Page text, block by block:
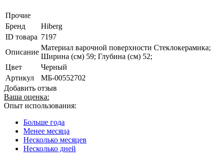
Прочие
Бренд
Hiberg
ID товара 7197
Описание
Материал варочной поверхности Стеклокерамика;
Ширина (см) 59; Глубина (см) 52;
Цвет
Черный
Артикул
МБ-00552702
Добавить отзыв
Ваша оценка:
Опыт использования:
Больше года
Менее месяца
Несколько месяцев
Несколько дней